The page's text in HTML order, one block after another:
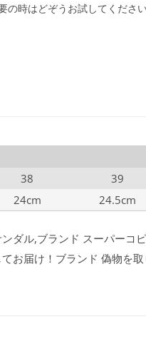
の時はどぞうお試してください
38 39
24cm 24.5cm
ダル,ブランド スーパーコ
お届け！ブランド 偽物を